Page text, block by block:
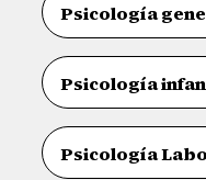
Psicología
Psicología
Psicología